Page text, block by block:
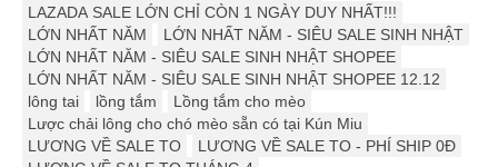
LAZADA SALE LỚN CHỈ CÒN 1 NGÀY DUY NHẤT!!!
LỚN NHẤT NĂM
LỚN NHẤT NĂM - SIÊU SALE SINH NHẬT
LỚN NHẤT NĂM - SIÊU SALE SINH NHẬT SHOPEE
LỚN NHẤT NĂM - SIÊU SALE SINH NHẬT SHOPEE 12.12
lông tai
lồng tắm
Lồng tắm cho mèo
Lược chải lông cho chó mèo sẵn có tại Kún Miu
LƯƠNG VỀ SALE TO
LƯƠNG VỀ SALE TO - PHÍ SHIP 0Đ